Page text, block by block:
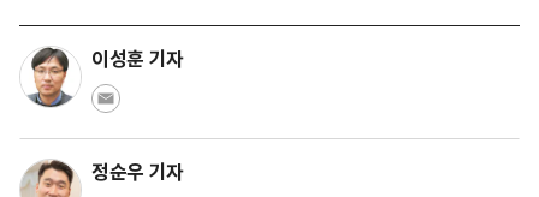
이성훈 기자
정순우 기자